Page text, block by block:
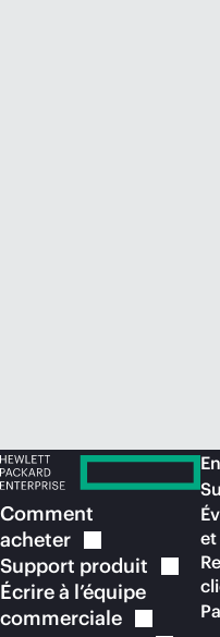
Comment
acheter
Support produit
Écrire à l’équipe
commerciale
et